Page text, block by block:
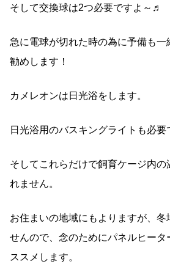
そして交換球は2つ必要ですよ～♬
急に電球が切れた時の為に予備も
勧めします！
カメレオンは日光浴をします。
日光浴用のバスキングライトも必要
そしてこれらだけで飼育ケージ内の
れません。
お住まいの地域にもよりますが、冬
せんので、念のためにパネルヒータ
ススメします。